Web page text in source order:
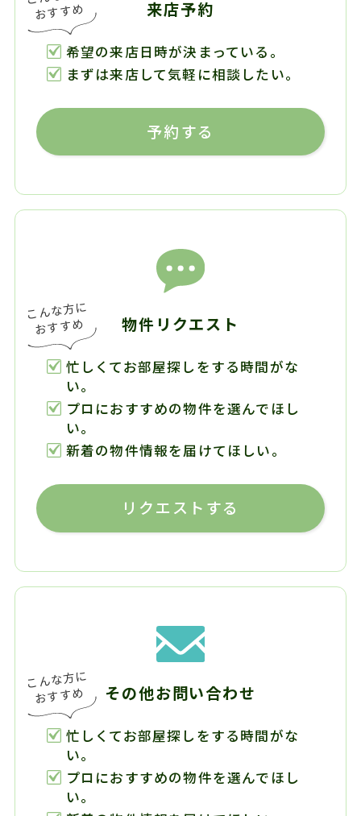
来店予約
希望の来店日時が決まっている。
まずは来店して気軽に相談したい。
予約する
物件リクエスト
忙しくてお部屋探しをする時間がな
い。
プロにおすすめの物件を選んでほし
い。
新着の物件情報を届けてほしい。
リクエストする
その他お問い合わせ
忙しくてお部屋探しをする時間がな
い。
プロにおすすめの物件を選んでほし
い。